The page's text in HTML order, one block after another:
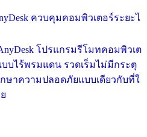
ควบคุมคอมพิวเตอร์ระยะไ
โปรแกรมรีโมทคอมพิวเต
บไร้พรมแดน รวดเร็มไม่มีกระตุ
ษาความปลอดภัยแบบเดียวกับที่ใ